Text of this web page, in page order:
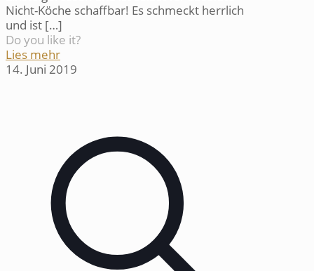
Nicht-Köche schaffbar! Es schmeckt herrlich
und ist […]
Do you like it?
Lies mehr
14. Juni 2019